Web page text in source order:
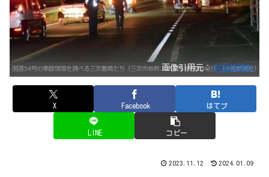
画像引用元：中国新聞社
X Facebook はてブ
LINE コピー
2023.11.12 2024.01.09